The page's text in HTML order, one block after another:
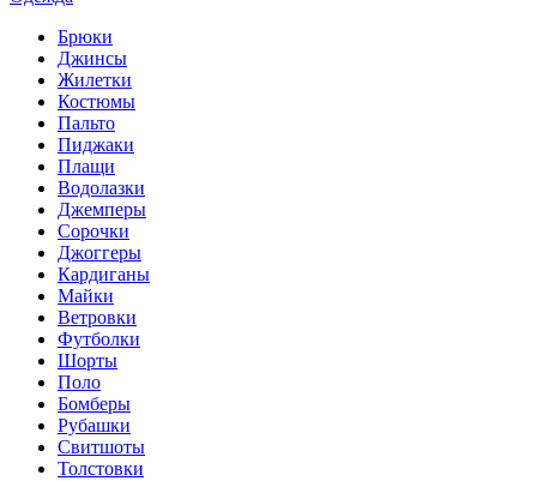
Брюки
Джинсы
Жилетки
Костюмы
Пальто
Пиджаки
Плащи
Водолазки
Джемперы
Сорочки
Джоггеры
Кардиганы
Майки
Ветровки
Футболки
Шорты
Поло
Бомберы
Рубашки
Свитшоты
Толстовки